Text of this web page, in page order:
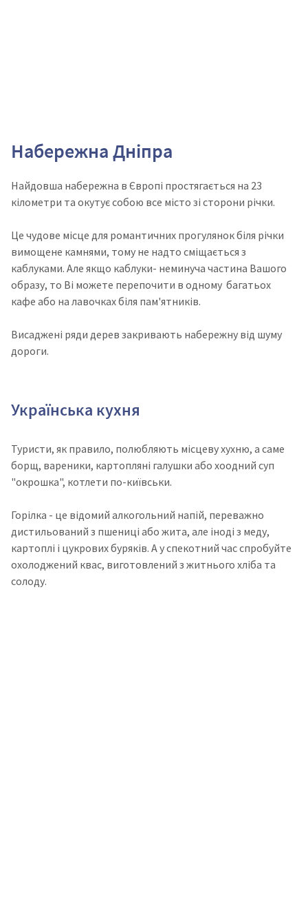
Набережна Дніпра
Найдовша набережна в Європі простягається на 23
кілометри та окутує собою все місто зі сторони річки.
Це чудове місце для романтичних прогулянок біля річки
вимощене камнями, тому не надто сміщається з
каблуками. Але якщо каблуки- неминуча частина Вашого
образу, то Ві можете перепочити в одному багатьох
кафе або на лавочках біля пам'ятників.
Висаджені ряди дерев закривають набережну від шуму
дороги.
Українська кухня
Туристи, як правило, полюбляють місцеву хухню, а саме
борщ, вареники, картопляні галушки або хоодний суп
"окрошка", котлети по-київськи.
Горілка - це відомий алкогольний напій, переважно
дистильований з пшениці або жита, але іноді з меду,
картоплі і цукрових буряків. А у спекотний час спробуйте
охолоджений квас, виготовлений з житнього хліба та
солоду.